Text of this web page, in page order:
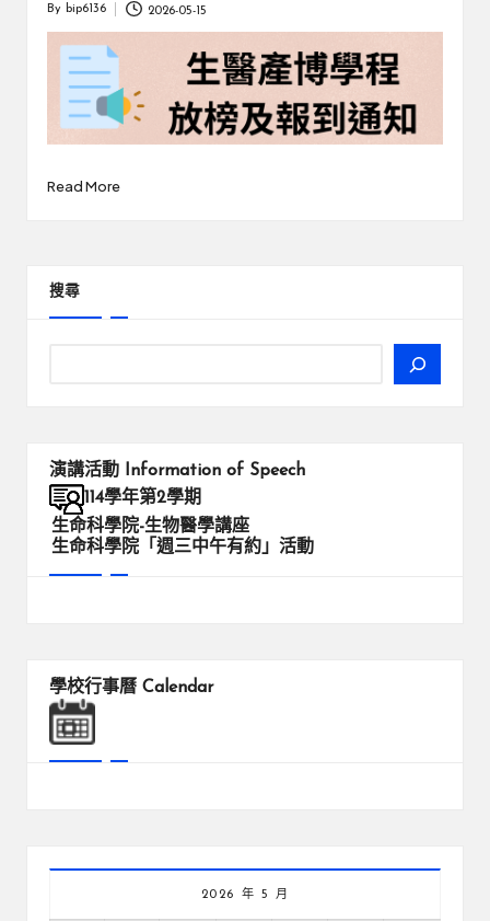
Posted
by
By bip6136 2026-05-15
Read More
搜尋
演講活動 Information of Speech
114學年第2學期
生命科學院-生物醫學講座
生命科學院「週三中午有約」活動
學校行事曆 Calendar
2026 年 5 月